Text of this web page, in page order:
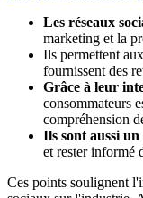
Les réseaux
marketing et la
Ils permettent
fournissent des
Grâce à leur
consommateurs
compréhension
Ils sont aussi
et rester informé
Ces points soulignent